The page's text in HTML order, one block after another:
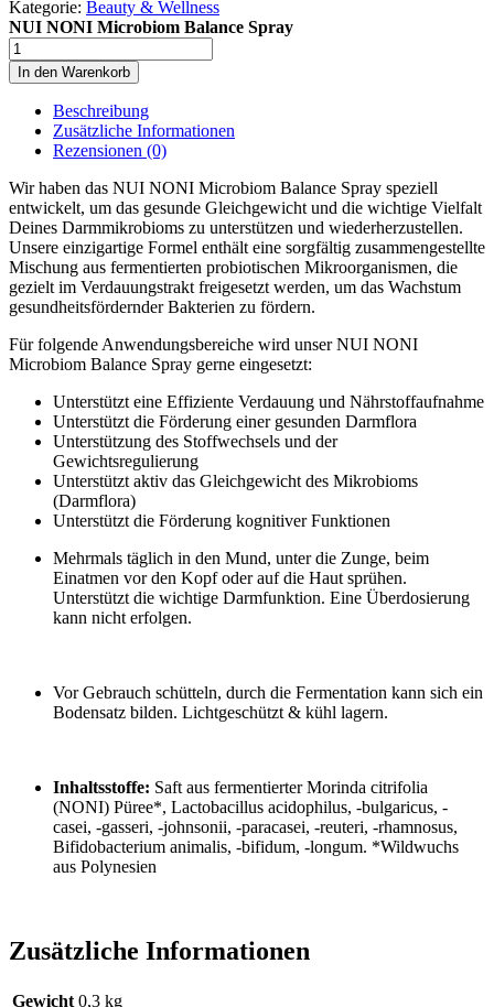
Spray
Menge
Kategorie: Beauty & Wellness
NUI NONI Microbiom Balance Spray
NUI
NONI
Microbiom
Balance
Spray
Menge
In den Warenkorb
Beschreibung
Zusätzliche Informationen
Rezensionen (0)
Wir haben das NUI NONI Microbiom Balance Spray speziell
entwickelt, um das gesunde Gleichgewicht und die wichtige Vielfalt
Deines Darmmikrobioms zu unterstützen und wiederherzustellen.
Unsere einzigartige Formel enthält eine sorgfältig zusammengestellte
Mischung aus fermentierten probiotischen Mikroorganismen, die
gezielt im Verdauungstrakt freigesetzt werden, um das Wachstum
gesundheitsfördernder Bakterien zu fördern.
Für folgende Anwendungsbereiche wird unser NUI NONI
Microbiom Balance Spray gerne eingesetzt:
Unterstützt eine Effiziente Verdauung und Nährstoffaufnahme
Unterstützt die Förderung einer gesunden Darmflora
Unterstützung des Stoffwechsels und der
Gewichtsregulierung
Unterstützt aktiv das Gleichgewicht des Mikrobioms
(Darmflora)
Unterstützt die Förderung kognitiver Funktionen
Mehrmals täglich in den Mund, unter die Zunge, beim
Einatmen vor den Kopf oder auf die Haut sprühen.
Unterstützt die wichtige Darmfunktion. Eine Überdosierung
kann nicht erfolgen.
Vor Gebrauch schütteln, durch die Fermentation kann sich ein
Bodensatz bilden. Lichtgeschützt & kühl lagern.
Inhaltsstoffe: Saft aus fermentierter Morinda citrifolia
(NONI) Püree*, Lactobacillus acidophilus, -bulgaricus, -
casei, -gasseri, -johnsonii, -paracasei, -reuteri, -rhamnosus,
Bifidobacterium animalis, -bifidum, -longum. *Wildwuchs
aus Polynesien
Zusätzliche Informationen
Gewicht 0,3 kg